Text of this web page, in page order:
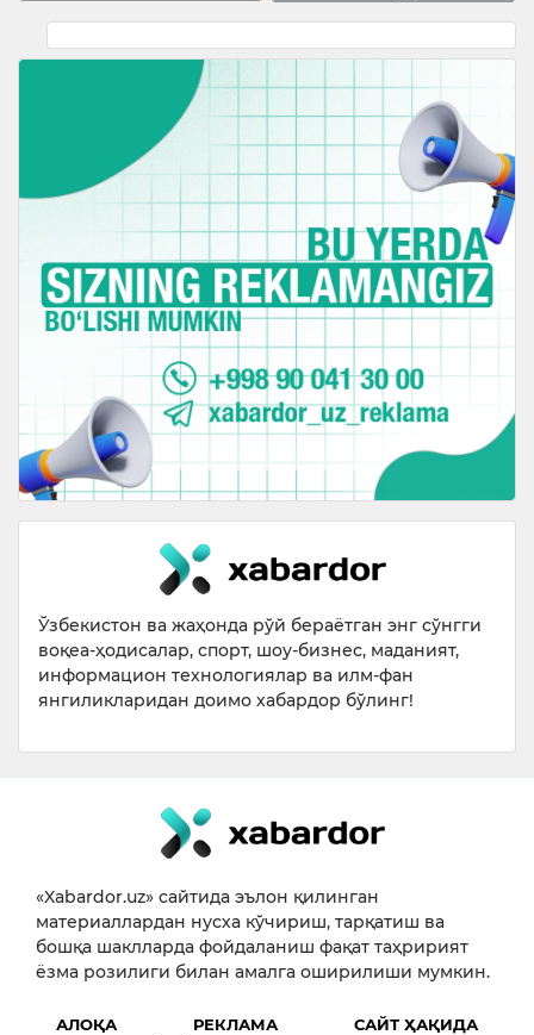
Ўзбекистон ва жаҳонда рўй бераётган энг сўнгги
воқеа-ҳодисалар, спорт, шоу-бизнес, маданият,
информацион технологиялар ва илм-фан
янгиликларидан доимо хабардор бўлинг!
«Xabardor.uz» сайтида эълон қилинган
материаллардан нусха кўчириш, тарқатиш ва
бошқа шаклларда фойдаланиш фақат таҳририят
ёзма розилиги билан амалга оширилиши мумкин.
АЛОҚА РЕКЛАМА
САЙТ ҲАҚИДА